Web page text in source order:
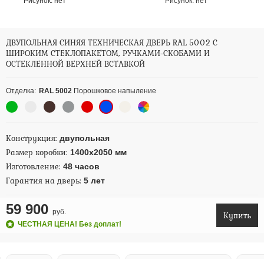
ДВУПОЛЬНАЯ СИНЯЯ ТЕХНИЧЕСКАЯ ДВЕРЬ RAL 5002 С
ШИРОКИМ СТЕКЛОПАКЕТОМ, РУЧКАМИ-СКОБАМИ И
ОСТЕКЛЕННОЙ ВЕРХНЕЙ ВСТАВКОЙ
Отделка: RAL 5002 Порошковое напыление
Конструкция: двупольная
Размер коробки: 1400х2050 мм
Изготовление: 48 часов
Гарантия на дверь: 5 лет
59 900 руб.
ЧЕСТНАЯ ЦЕНА! Без доплат!
Купить